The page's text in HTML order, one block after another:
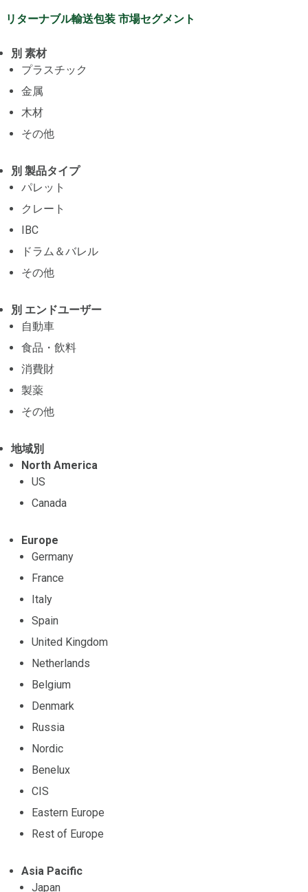
リターナブル輸送包装 市場セグメント
別 素材
プラスチック
金属
木材
その他
別 製品タイプ
パレット
クレート
IBC
ドラム＆バレル
その他
別 エンドユーザー
自動車
食品・飲料
消費財
製薬
その他
地域別
North America
US
Canada
Europe
Germany
France
Italy
Spain
United Kingdom
Netherlands
Belgium
Denmark
Russia
Nordic
Benelux
CIS
Eastern Europe
Rest of Europe
Asia Pacific
Japan